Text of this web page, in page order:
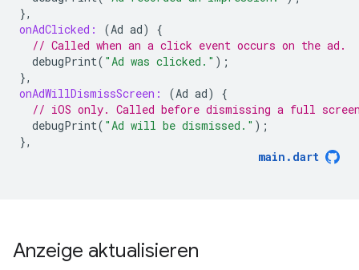
},
onAdClicked:
(Ad ad)
{
// Called when an a click event occurs on the ad.
debugPrint( "Ad was clicked." );
},
onAdWillDismissScreen:
(Ad ad)
{
// iOS only. Called before dismissing a full
debugPrint( "Ad will be dismissed." );
},
main . dart
Anzeige aktualisieren